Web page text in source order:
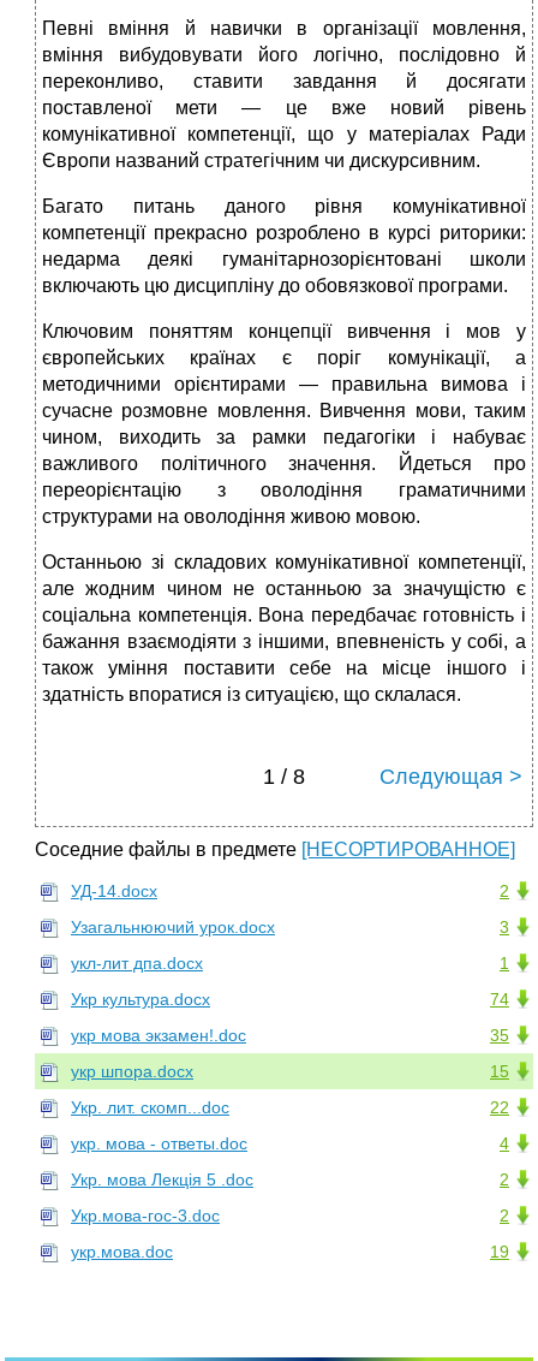
Певні вміння й навички в організації мовлення,
вміння вибудовувати його логічно, послідовно й
переконливо, ставити завдання й досягати
поставленої мети — це вже новий рівень
комунікативної компетенції, що у матеріалах Ради
Європи названий стратегічним чи дискурсивним.
Багато питань даного рівня комунікативної
компетенції прекрасно розроблено в курсі риторики:
недарма деякі гуманітарнозорієнтовані школи
включають цю дисципліну до обовязкової програми.
Ключовим поняттям концепції вивчення і мов у
європейських країнах є поріг комунікації, а
методичними орієнтирами — правильна вимова і
сучасне розмовне мовлення. Вивчення мови, таким
чином, виходить за рамки педагогіки і набуває
важливого політичного значення. Йдеться про
переорієнтацію з оволодіння граматичними
структурами на оволодіння живою мовою.
Останньою зі складових комунікативної компетенції,
але жодним чином не останньою за значущістю є
соціальна компетенція. Вона передбачає готовність і
бажання взаємодіяти з іншими, впевненість у собі, а
також уміння поставити себе на місце іншого і
здатність впоратися із ситуацією, що склалася.
1 / 8 Следующая >
Соседние файлы в предмете [НЕСОРТИРОВАННОЕ]
2
УД-14.docx
3
Узагальнюючий урок.docx
1
укл-лит дпа.docx
74
Укр культура.docx
35
укр мова экзамен!.doc
15
укр шпора.docx
22
Укр. лит. скомп...doc
4
укр. мова - ответы.doc
2
Укр. мова Лекція 5 .doc
2
Укр.мова-гос-3.doc
19
укр.мова.doc